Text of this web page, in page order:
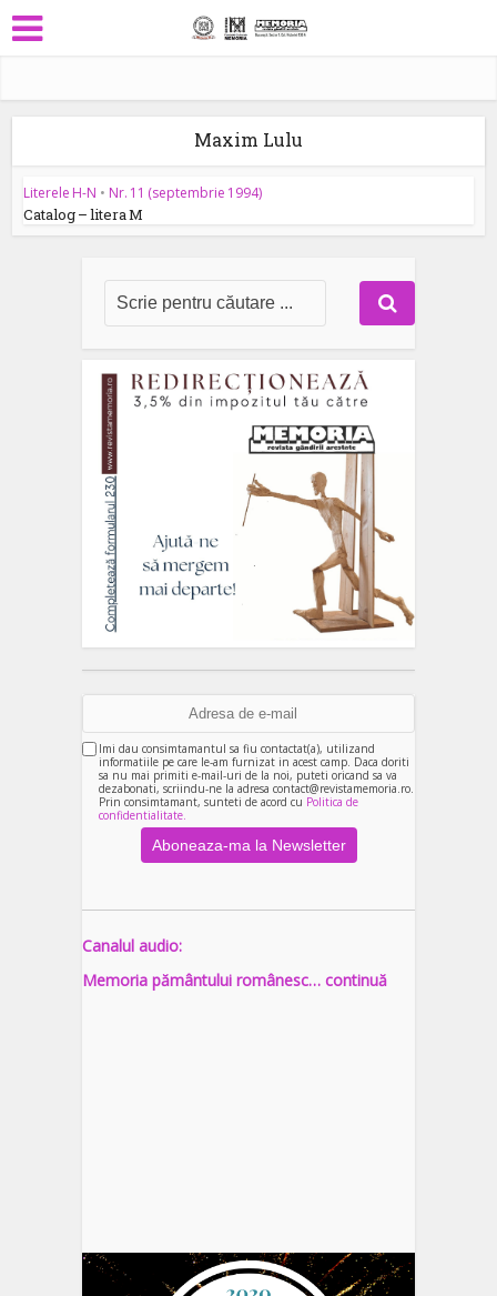
Maxim Lulu
Literele H-N • Nr. 11 (septembrie 1994)
Catalog – litera M
Imi dau consimtamantul sa fiu contactat(a), utilizand
informatiile pe care le-am furnizat in acest camp. Daca doriti
sa nu mai primiti e-mail-uri de la noi, puteti oricand sa va
dezabonati, scriindu-ne la adresa contact@revistamemoria.ro.
Prin consimtamant, sunteti de acord cu Politica de
confidentialitate.
Canalul audio:
Memoria pământului românesc… continuă